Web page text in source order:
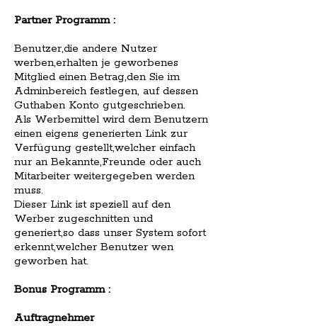
Partner Programm :
Benutzer,die andere Nutzer
werben,erhalten je geworbenes
Mitglied einen Betrag,den Sie im
Adminbereich festlegen, auf dessen
Guthaben Konto gutgeschrieben.
Als Werbemittel wird dem Benutzern
einen eigens generierten Link zur
Verfügung gestellt,welcher einfach
nur an Bekannte,Freunde oder auch
Mitarbeiter weitergegeben werden
muss.
Dieser Link ist speziell auf den
Werber zugeschnitten und
generiert,so dass unser System sofort
erkennt,welcher Benutzer wen
geworben hat.
Bonus Programm :
Auftragnehmer